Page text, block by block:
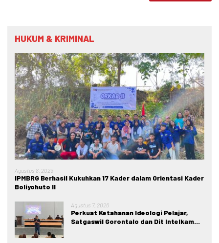
HUKUM & KRIMINAL
Agustus 8, 2026
IPMBRG Berhasil Kukuhkan 17 Kader dalam Orientasi Kader
Boliyohuto II
Agustus 7, 2026
Perkuat Ketahanan Ideologi Pelajar,
Satgaswil Gorontalo dan Dit Intelkam